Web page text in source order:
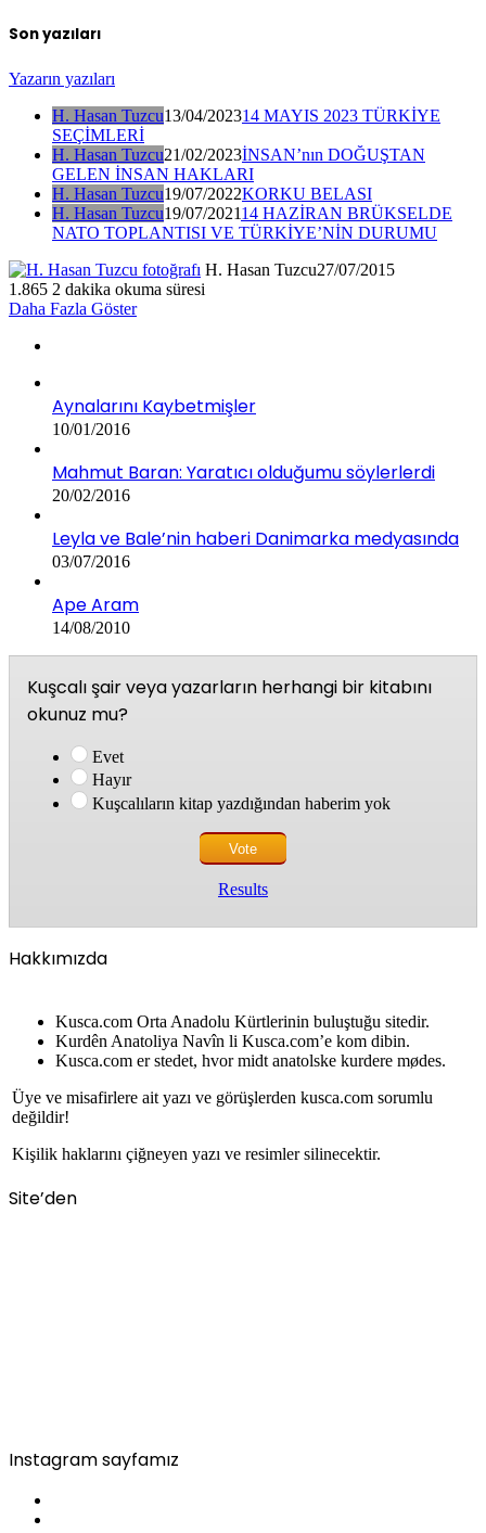
Son yazıları
Yazarın yazıları
H. Hasan Tuzcu13/04/202314 MAYIS 2023 TÜRKİYE
SEÇİMLERİ
H. Hasan Tuzcu21/02/2023İNSAN’nın DOĞUŞTAN
GELEN İNSAN HAKLARI
H. Hasan Tuzcu19/07/2022KORKU BELASI
H. Hasan Tuzcu19/07/202114 HAZİRAN BRÜKSELDE
NATO TOPLANTISI VE TÜRKİYE’NİN DURUMU
H. Hasan Tuzcu27/07/2015
1.865 2 dakika okuma süresi
Daha Fazla Göster
Aynalarını Kaybetmişler
10/01/2016
Mahmut Baran: Yaratıcı olduğumu söylerlerdi
20/02/2016
Leyla ve Bale’nin haberi Danimarka medyasında
03/07/2016
Ape Aram
14/08/2010
Kuşcalı şair veya yazarların herhangi bir kitabını
okunuz mu?
Evet
Hayır
Kuşcalıların kitap yazdığından haberim yok
Results
Hakkımızda
Kusca.com Orta Anadolu Kürtlerinin buluştuğu sitedir.
Kurdên Anatoliya Navîn li Kusca.com’e kom dibin.
Kusca.com er stedet, hvor midt anatolske kurdere mødes.
Üye ve misafirlere ait yazı ve görüşlerden kusca.com sorumlu
değildir!
Kişilik haklarını çiğneyen yazı ve resimler silinecektir.
Site’den
Instagram sayfamız